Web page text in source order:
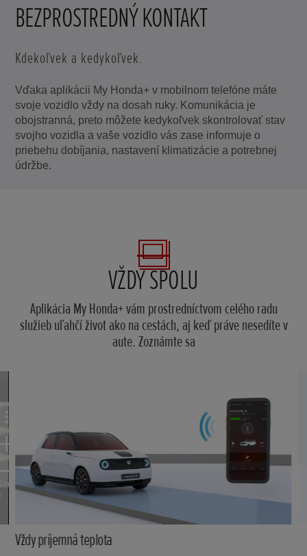
BEZPROSTREDNÝ KONTAKT
Kdekoľvek a kedykoľvek.
Vďaka aplikácii My Honda+ v mobilnom telefóne máte
svoje vozidlo vždy na dosah ruky. Komunikácia je
obojstranná, preto môžete kedykoľvek skontrolovať stav
svojho vozidla a vaše vozidlo vás zase informuje o
priebehu dobíjania, nastavení klimatizácie a potrebnej
údržbe.
VŽDY SPOLU
Aplikácia My Honda+ vám prostredníctvom celého radu
služieb uľahčí život ako na cestách, aj keď práve nesedíte v
aute. Zoznámte sa
Vždy príjemná teplota